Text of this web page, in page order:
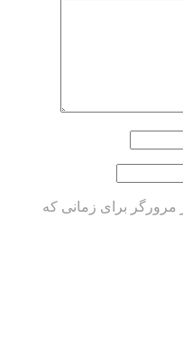
مرورگر برای زمانی که